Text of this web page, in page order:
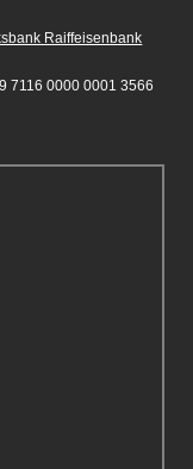
Raiffeisenbank
7116 0000 0001 3566